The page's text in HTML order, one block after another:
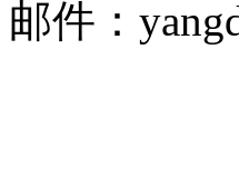
邮件：